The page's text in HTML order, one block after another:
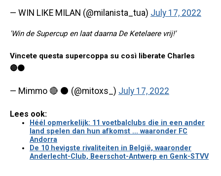
— WIN LIKE MILAN (@milanista_tua) July 17, 2022
'Win de Supercup en laat daarna De Ketelaere vrij!'
Vincete questa supercoppa su così liberate Charles
🔴⚫️
— Mimmo 🔴 ⚫️ (@mitoxs_) July 17, 2022
Lees ook:
Héél opmerkelijk: 11 voetbalclubs die in een ander
land spelen dan hun afkomst ... waaronder FC
Andorra
De 10 hevigste rivaliteiten in België, waaronder
Anderlecht-Club, Beerschot-Antwerp en Genk-STVV